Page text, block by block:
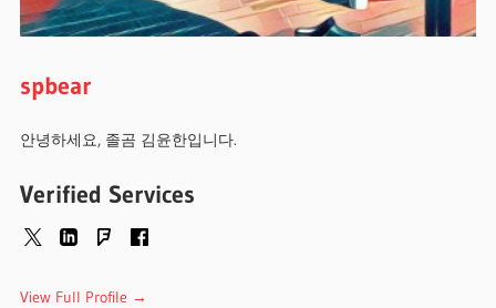
spbear
안녕하세요, 졸곰 김윤한입니다.
Verified Services
View Full Profile →